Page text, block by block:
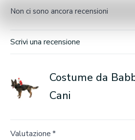
Non ci sono ancora recensioni
Scrivi una recensione
Costume da
Cani
Valutazione*